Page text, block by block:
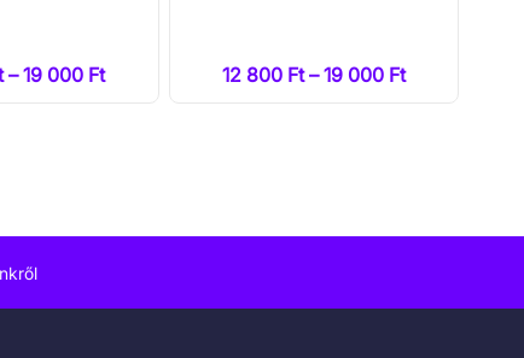
– 19 000 Ft 12 800 Ft – 19 000 Ft